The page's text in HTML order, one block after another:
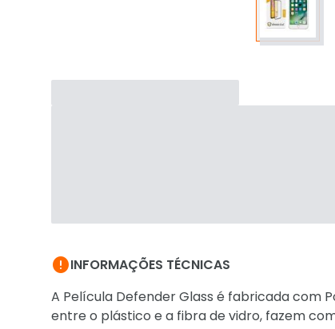
INFORMAÇÕES TÉCNICAS
A Película Defender Glass é fabricada com
entre o plástico e a fibra de vidro, fazem